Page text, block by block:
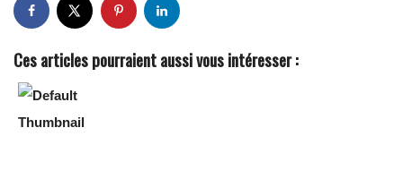
Ces articles pourraient aussi vous intéresser :